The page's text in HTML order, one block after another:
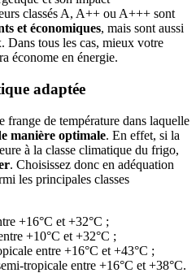
classés A, A++ ou A+++ sont
et économiques, mais sont aussi
Dans tous les cas, mieux votre
économe en énergie.
adaptée
frange de température dans laquelle
manière optimale. En effet, si la
à la classe climatique du frigo,
. Choisissez donc en adéquation
les principales classes
+16°C et +32°C ;
+10°C et +32°C ;
entre +16°C et +43°C ;
tropicale entre +16°C et +38°C.